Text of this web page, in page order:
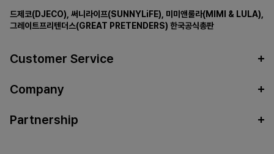
드제코(DJECO), 써니라이프(SUNNYLiFE), 미미앤룰라(MIMI & LULA),
그레이트프리텐더스(GREAT PRETENDERS) 한국공식총판
Customer Service
Company
Partnership